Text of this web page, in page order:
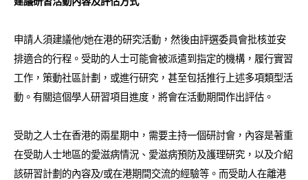
申請人須建議他/她在港的研究活動，然後由評選委員會批核並安
排適合的行程。受助的人士可能會被派遣到指定的機構，履行實習
工作，策動社區計劃，或進行研究，甚至包括推行上述多項類型活
動。有關這個學人研習項目進度，將會在活動期間作出評估。
受助之人士在香港的兩星期中，需要主持一個研討會，內容是著重
在受助人士地區的愛滋病情況、愛滋病預防及護理研究，以及介紹
該研習計劃的內容及/或在港期間交流的經驗等。而受助人在離港